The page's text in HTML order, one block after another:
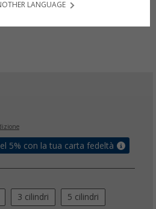
5% con la tua carta fedeltà
3 cilindri 5 cilindri
LANGUAGE